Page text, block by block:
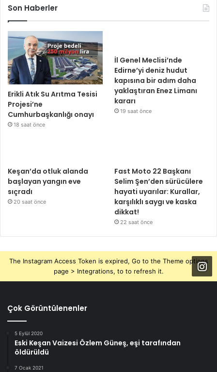
Son Haberler
Erikli Atık Su Arıtma Tesisi
Projesi’ne
Cumhurbaşkanlığı onayı
18 saat önce
İl Genel Meclisi’nde
Edirne’yi deniz hudut
kapısına bir adım daha
yaklaştıran Enez Limanı
kararı
19 saat önce
Keşan’da otluk alanda
başlayan yangın eve
sıçradı
20 saat önce
Fast Moto 22 Başkanı
Selim Şen’den sürücülere
hayati uyarılar: Kurallar,
karşılıklı saygı ve kaska
dikkat!
22 saat önce
The Instagram Access Token is expired, Go to the Theme options
page > Integrations, to to refresh it.
Çok Görüntülenenler
5 Eylül 2020
Eski Keşan Vaizesi Özlem Güneş, eşi tarafından
öldürüldü
7 Ocak 2021